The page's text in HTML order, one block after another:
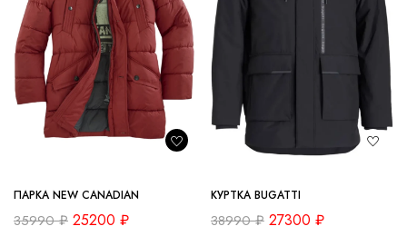
ПАРКА NEW CANADIAN
35990₽ 25200 ₽
КУРТКА BUGATTI
38990₽ 27300 ₽